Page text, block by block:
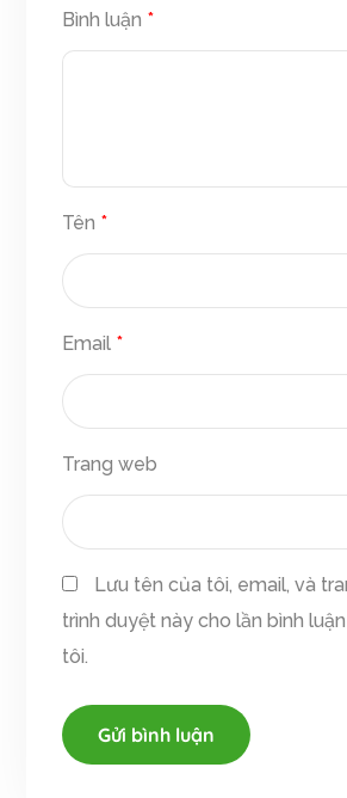
Bình luận *
Tên *
Email *
Trang web
Lưu tên của tôi, email, và
trình duyệt này cho lần bình
tôi.